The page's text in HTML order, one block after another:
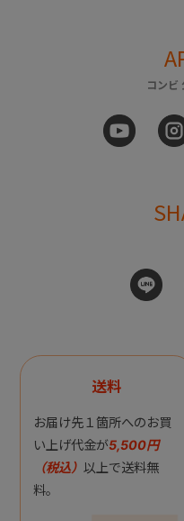
コンビ
送料
お届け先１箇所へのお買
い上げ代金が5,500円
（税込） 以上で送料無
料。